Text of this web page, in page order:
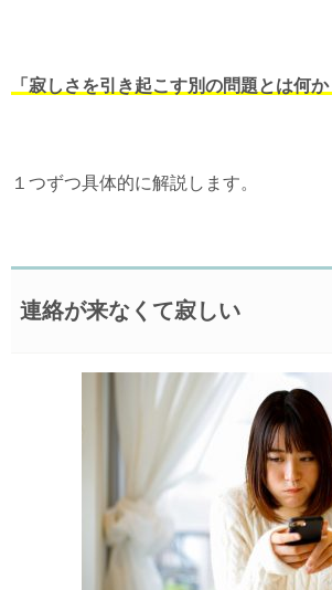
「寂しさを引き起こす別の問題とは何か
１つずつ具体的に解説します。
連絡が来なくて寂しい